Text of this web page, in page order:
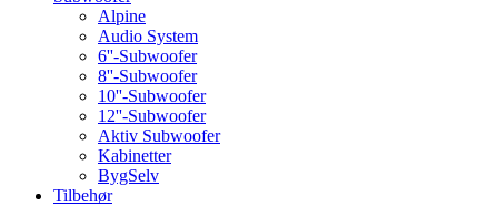
Alpine
Audio System
6''-Subwoofer
8''-Subwoofer
10''-Subwoofer
12''-Subwoofer
Aktiv Subwoofer
Kabinetter
BygSelv
Tilbehør